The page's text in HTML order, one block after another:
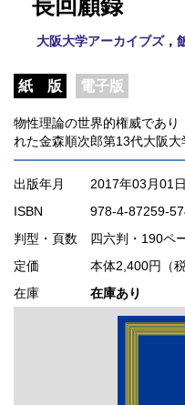
長回顧録
大阪大学アーカイブズ，
紙 版 電子版
物性理論の世界的権威であり
れた金森順次郎第13代大阪
出版年月
2017年03月01日
ISBN
978-4-87259-
判型・頁数 四六判・190ペ
定価
本体2,400円（
在庫
在庫あり